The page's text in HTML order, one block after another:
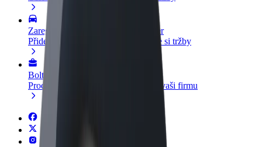
Zaregistrujte se jako flotilový partner
Přidejte svou flotilu k Boltu a zvyšte si tržby
Bolt for Business
Produkty a služby Boltu přesně pro vaši firmu